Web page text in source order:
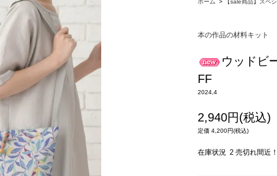
ホーム
> 【sale商品】スペ
本の作品の材料キット
ウッドビ
FF
2024,4
2,940円(税込)
定価 4,200円(税込)
在庫状況 2 売切れ間近！